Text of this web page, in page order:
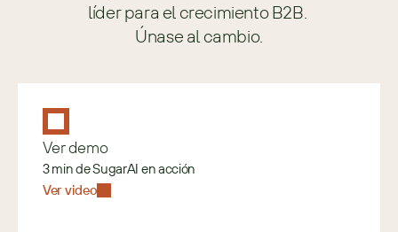
líder para el crecimiento B2B.
Únase al cambio.
Ver demo
3 min de SugarAI en acción
Ver video